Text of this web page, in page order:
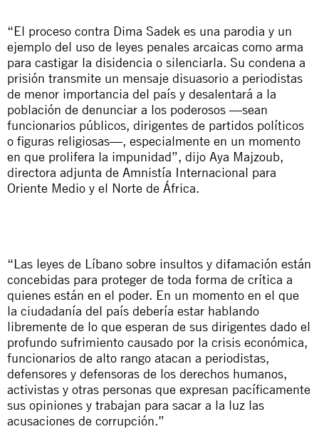
“El proceso contra Dima Sadek es una parodia y un
ejemplo del uso de leyes penales arcaicas como arma
para castigar la disidencia o silenciarla. Su condena a
prisión transmite un mensaje disuasorio a periodistas
de menor importancia del país y desalentará a la
población de denunciar a los poderosos —sean
funcionarios públicos, dirigentes de partidos políticos
o figuras religiosas—, especialmente en un momento
en que prolifera la impunidad”, dijo Aya Majzoub,
directora adjunta de Amnistía Internacional para
Oriente Medio y el Norte de África.
“Las leyes de Líbano sobre insultos y difamación están
concebidas para proteger de toda forma de crítica a
quienes están en el poder. En un momento en el que
la ciudadanía del país debería estar hablando
libremente de lo que esperan de sus dirigentes dado el
profundo sufrimiento causado por la crisis económica,
funcionarios de alto rango atacan a periodistas,
defensores y defensoras de los derechos humanos,
activistas y otras personas que expresan pacíficamente
sus opiniones y trabajan para sacar a la luz las
acusaciones de corrupción.”